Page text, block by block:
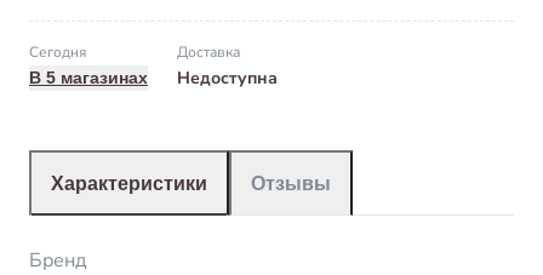
Сегодня
В 5 магазинах
Доставка
Недоступна
Характеристики Отзывы
Бренд